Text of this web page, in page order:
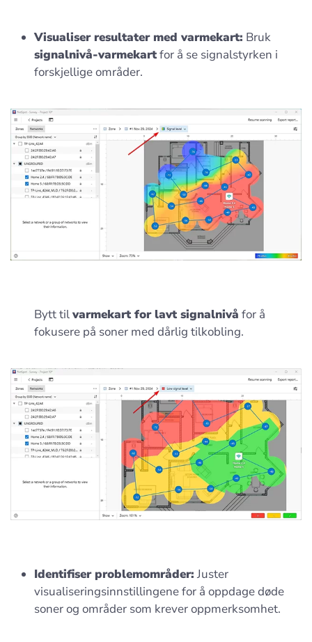
Visualiser resultater med varmekart: Bruk
signalnivå-varmekartfor å se signalstyrken i
forskjellige områder.
Bytt tilvarmekart for lavt signalnivå for å
fokusere på soner med dårlig tilkobling.
Identifiser problemområder: Juster
visualiseringsinnstillingene for å oppdage døde
soner og områder som krever oppmerksomhet.